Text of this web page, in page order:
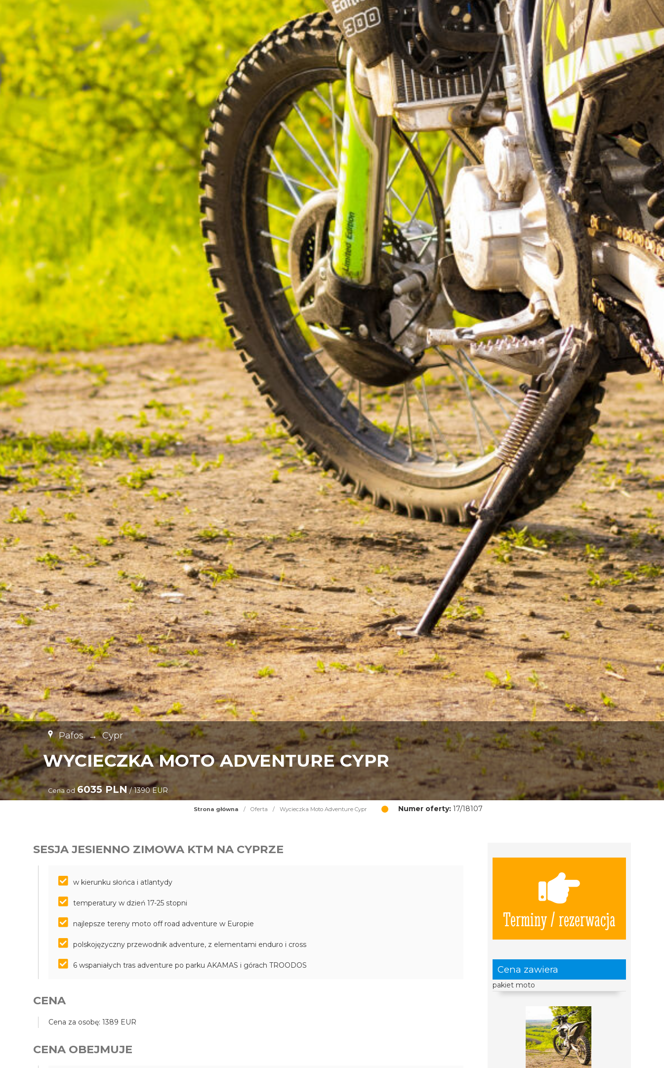
Pafos → Cypr
WYCIECZKA MOTO ADVENTURE CYPR
Cena od 6035 PLN/ 1390 EUR
Strona główna / Oferta / Wycieczka Moto Adventure Cypr Numer oferty: 17/18107
Terminy / rezerwacja
Cena zawiera
pakiet moto
SESJA JESIENNO ZIMOWA KTM NA CYPRZE
w kierunku słońca i atlantydy
temperatury w dzień 17-25 stopni
najlepsze tereny moto off road adventure w Europie
polskojęzyczny przewodnik adventure, z elementami enduro i cross
6 wspaniałych tras adventure po parku AKAMAS i górach TROODOS
CENA
Cena za osobę: 1389 EUR
CENA OBEJMUJE